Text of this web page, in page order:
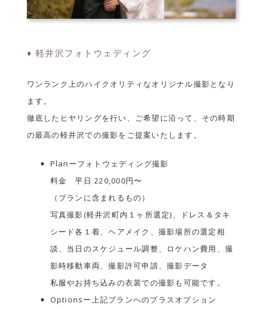
♦ 軽井沢フォトウェディング
ワンランク上のハイクオリティなオリジナル撮影となり
ます。
徹底したヒヤリングを行い、ご希望に沿って、その時期
の最高の軽井沢での撮影をご提案いたします。
Planーフォトウェディング撮影
料金 平日 220,000円〜
（プランに含まれるもの）
写真撮影(軽井沢町内１ヶ所選定)、ドレス＆タキ
シード各１着、ヘアメイク、撮影場所の選定相
談、当日のスケジュール調整、ロケハン費用、撮
影時移動車両、撮影許可申請、撮影データ
私服やお持ち込みの衣裳での撮影も可能です。
Optionsー上記プランへのプラスオプション